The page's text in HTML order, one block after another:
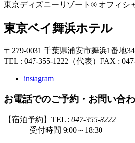
東京ディズニーリゾート® オフィシ
東京ベイ舞浜ホテル
〒279-0031 千葉県浦安市舞浜1番地
TEL : 047-355-1222（代表） FAX :
instagram
お電話でのご予約・お問い合
【宿泊予約】TEL : 047-355-8222
受付時間 9:00～18:30